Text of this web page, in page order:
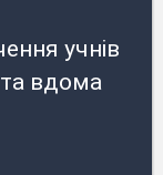
учнів
та вдома